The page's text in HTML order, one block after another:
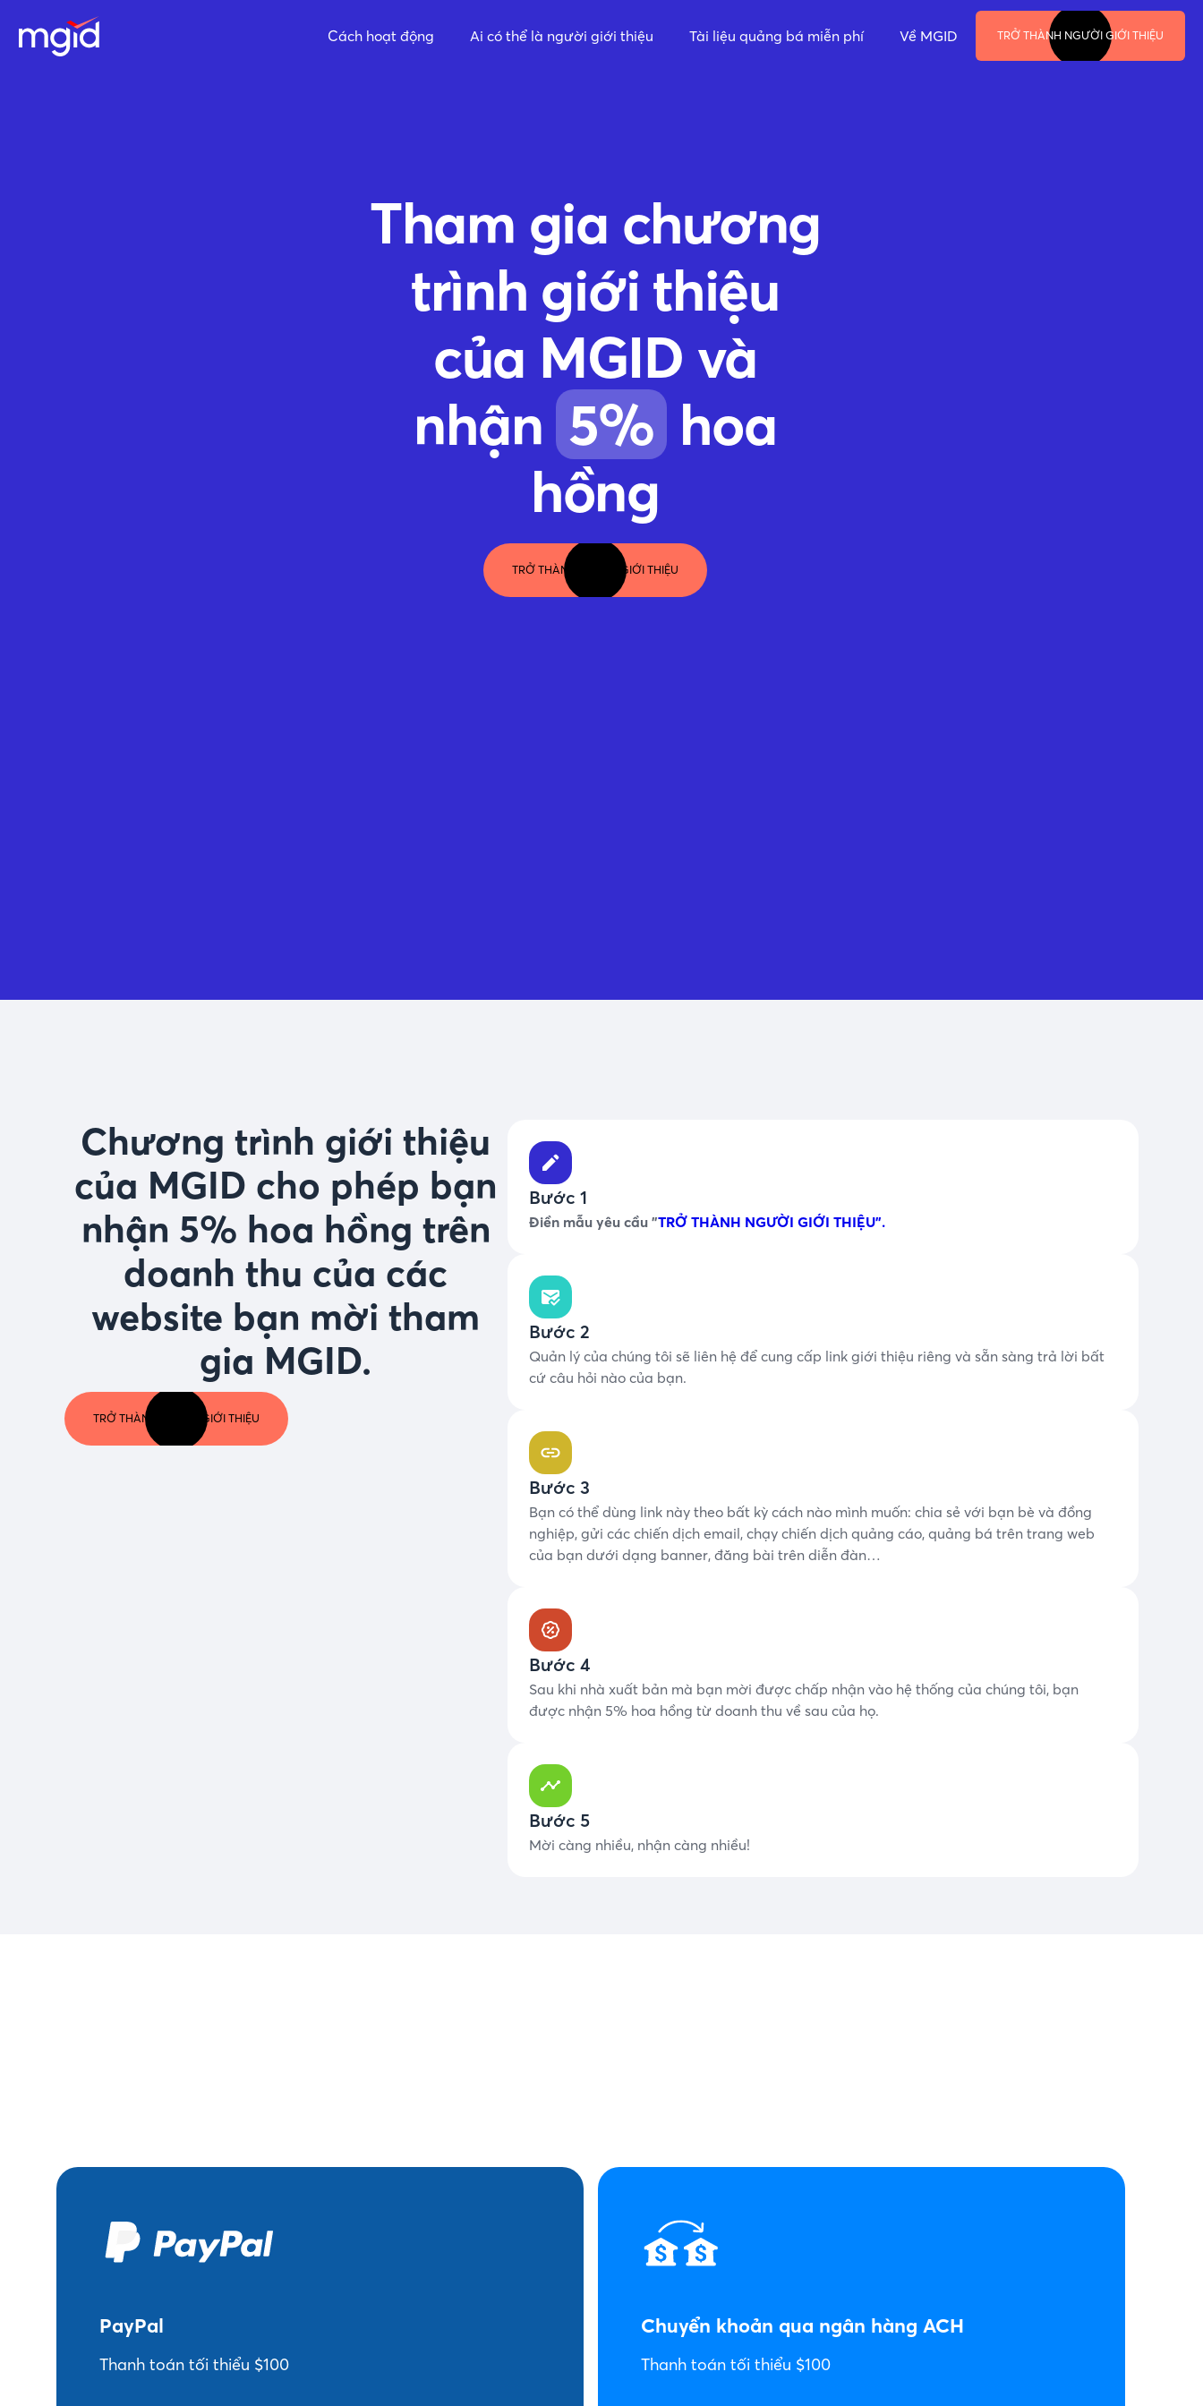
Cách hoạt động Ai có thể là người giới thiệu Tài liệu quảng bá miễn phí Về MGID TRỞ THÀNH NGƯỜI GIỚI THIỆU
Tham gia chương
trình giới thiệu
của MGID và
nhận 5%hoa
hồng
TRỞ THÀNH NGƯỜI GIỚI THIỆU
Chương trình giới thiệu
của MGID cho phép bạn
nhận 5% hoa hồng trên
doanh thu của các
website bạn mời tham
gia MGID.
TRỞ THÀNH NGƯỜI GIỚI THIỆU
Bước 1
Điền mẫu yêu cầu "TRỞ THÀNH NGƯỜI GIỚI THIỆU".
Bước 2
Quản lý của chúng tôi sẽ liên hệ để cung cấp link giới thiệu riêng và sẵn sàng trả lời bất
cứ câu hỏi nào của bạn.
Bước 3
Bạn có thể dùng link này theo bất kỳ cách nào mình muốn: chia sẻ với bạn bè và đồng
nghiệp, gửi các chiến dịch email, chạy chiến dịch quảng cáo, quảng bá trên trang web
của bạn dưới dạng banner, đăng bài trên diễn đàn…
Bước 4
Sau khi nhà xuất bản mà bạn mời được chấp nhận vào hệ thống của chúng tôi, bạn
được nhận 5% hoa hồng từ doanh thu về sau của họ.
Bước 5
Mời càng nhiều, nhận càng nhiều!
PayPal
Thanh toán tối thiểu $100
Chuyển khoản qua ngân hàng ACH
Thanh toán tối thiểu $100